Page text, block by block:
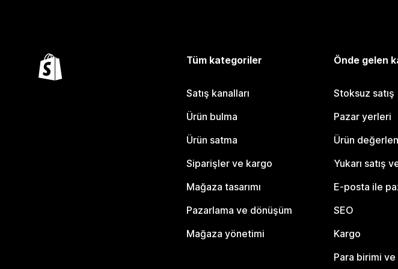
Tüm kategoriler
Satış kanalları
Ürün bulma
Ürün satma
Siparişler ve kargo
Mağaza tasarımı
Pazarlama ve dönüşüm
Mağaza yönetimi
Önde gelen
Stoksuz satış
Pazar yerleri
Ürün
Yukarı satış
E-posta ile
SEO
Kargo
Para birimi